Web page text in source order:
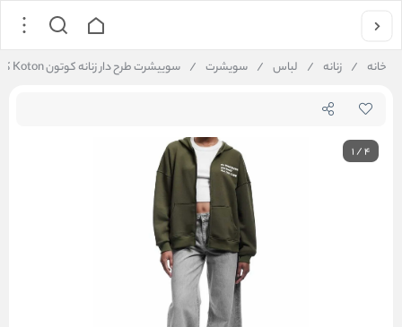
خانه / زنانه / لباس / سویشرت / سوییشرت طرح دار زنانه کوتون Koton کد 6WAL10142IK
1/4